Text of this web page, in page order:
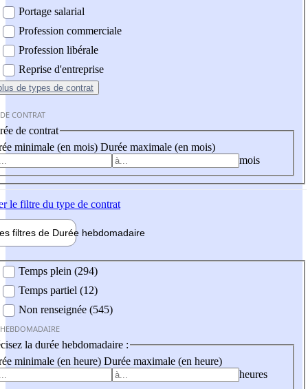
Portage salarial
Profession commerciale
Profession libérale
Reprise d'entreprise
de types de contrat
CONTRAT
de contrat
minimale (en mois) Durée maximale (en mois)
mois
le filtre du type de contrat
filtres de Durée hebdomadaire
Temps plein (294)
Temps partiel (12)
Non renseignée (545)
la durée hebdomadaire :
minimale (en heure) Durée maximale (en heure)
heures